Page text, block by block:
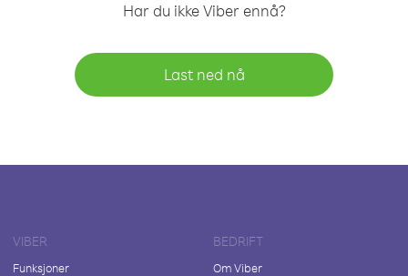
Har du ikke Viber ennå?
Last ned nå
VIBER
Funksjoner
BEDRIFT
Om Viber